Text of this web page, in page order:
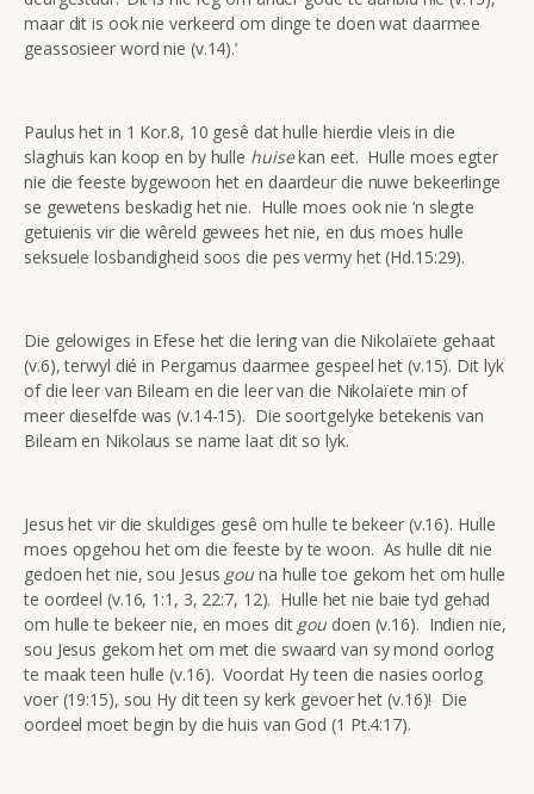
maar dit is ook nie verkeerd om dinge te doen wat daarmee
geassosieer word nie (v.14).’
Paulus het in 1 Kor.8, 10 gesê dat hulle hierdie vleis in die
slaghuis kan koop en by hulle huisekan eet. Hulle moes egter
nie die feeste bygewoon het en daardeur die nuwe bekeerlinge
se gewetens beskadig het nie. Hulle moes ook nie ‘n slegte
getuienis vir die wêreld gewees het nie, en dus moes hulle
seksuele losbandigheid soos die pes vermy het (Hd.15:29).
Die gelowiges in Efese het die lering van die Nikolaïete gehaat
(v.6), terwyl dié in Pergamus daarmee gespeel het (v.15). Dit lyk
of die leer van Bileam en die leer van die Nikolaïete min of
meer dieselfde was (v.14-15). Die soortgelyke betekenis van
Bileam en Nikolaus se name laat dit so lyk.
Jesus het vir die skuldiges gesê om hulle te bekeer (v.16). Hulle
moes opgehou het om die feeste by te woon. As hulle dit nie
gedoen het nie, sou Jesus gou na hulle toe gekom het om hulle
te oordeel (v.16, 1:1, 3, 22:7, 12). Hulle het nie baie tyd gehad
om hulle te bekeer nie, en moes dit gou doen (v.16). Indien nie,
sou Jesus gekom het om met die swaard van sy mond oorlog
te maak teen hulle (v.16). Voordat Hy teen die nasies oorlog
voer (19:15), sou Hy dit teen sy kerk gevoer het (v.16)! Die
oordeel moet begin by die huis van God (1 Pt.4:17).